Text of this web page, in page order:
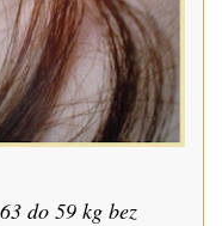
do 59 kg bez